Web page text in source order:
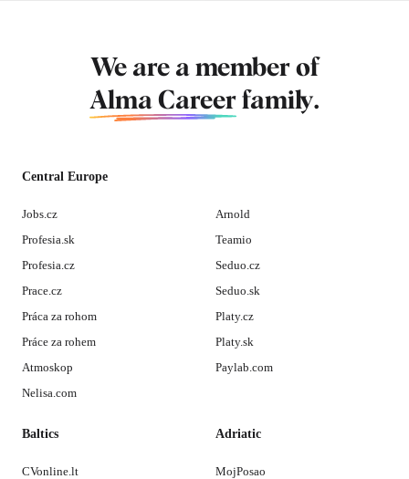
We are a member of
Alma Career family.
Central Europe
Jobs.cz
Profesia.sk
Profesia.cz
Prace.cz
Práca za rohom
Práce za rohem
Atmoskop
Nelisa.com
Arnold
Teamio
Seduo.cz
Seduo.sk
Platy.cz
Platy.sk
Paylab.com
Baltics
CVonline.lt
Adriatic
MojPosao